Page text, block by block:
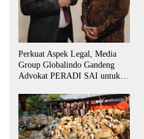
Perkuat Aspek Legal, Media
Group Globalindo Gandeng
Advokat PERADI SAI untuk